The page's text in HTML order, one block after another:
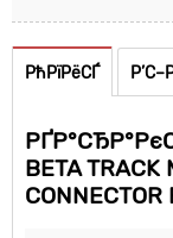
РћРїРёСЃ
BETA TRACK